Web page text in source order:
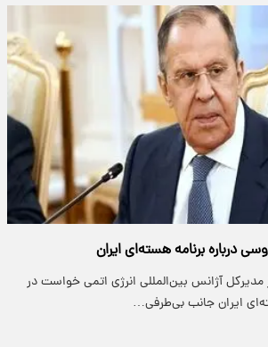
درباره برنامه هسته‌ای ایران
مدیرکل آژانس بین‌المللی انرژی اتمی خواست در
ایران جانب بی‌طرفی…